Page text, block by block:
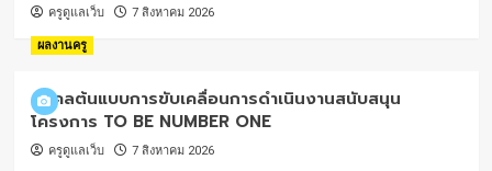
ครูดูแลเว็บ 7 สิงหาคม 2026
ผลงานครู
บุคคลต้นแบบการขับเคลื่อนการดำเนินงานสนับสนุน
โครงการ TO BE NUMBER ONE
ครูดูแลเว็บ 7 สิงหาคม 2026